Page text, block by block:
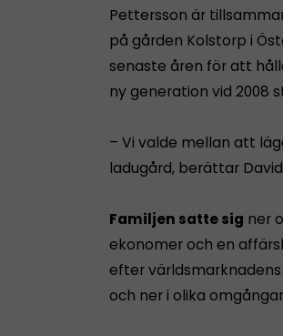
Pettersson är
på gården Kolstorp i
senaste åren för att
ny generation vid 2008
– Vi valde mellan att
ladugård, berättar
Familjen satte sig ner
ekonomer och en
efter
och ner i olika